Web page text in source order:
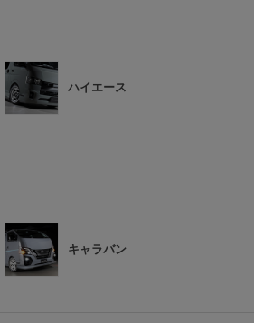
ハイエース
キャラバン